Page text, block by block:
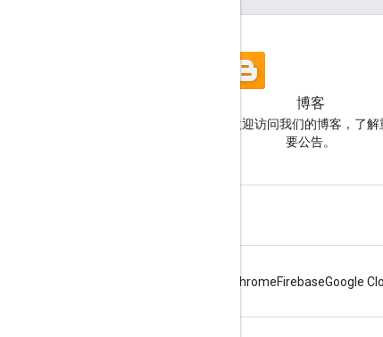
博客
欢迎访问我们的博客，了解
要公告。
ChromeFirebaseGoogle